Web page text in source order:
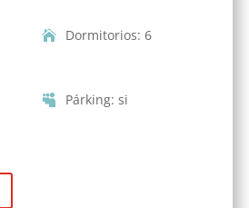
Dormitorios: 6
Párking: si